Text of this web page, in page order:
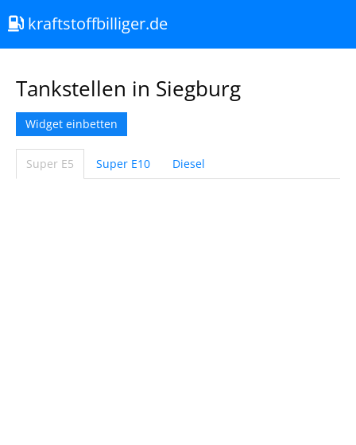
kraftstoffbilliger.de
Tankstellen in Siegburg
Widget einbetten
Super E5 Super E10 Diesel